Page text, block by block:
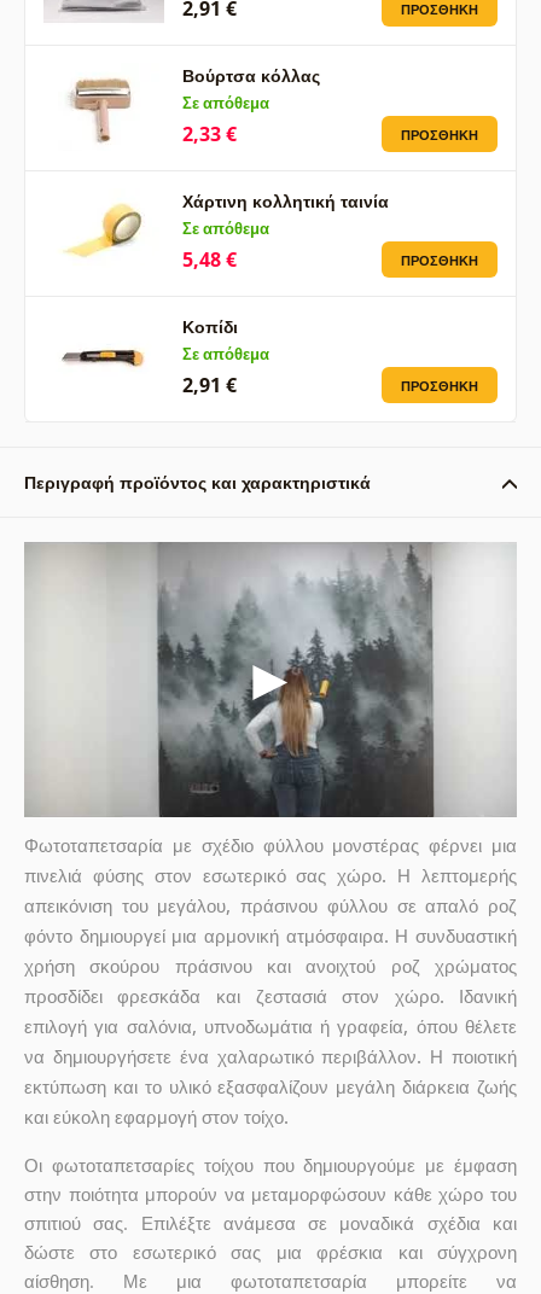
2,91 € ΠΡΟΣΘΉΚΗ
Βούρτσα κόλλας
Σε απόθεμα
2,33 € ΠΡΟΣΘΉΚΗ
Χάρτινη κολλητική ταινία
Σε απόθεμα
5,48 € ΠΡΟΣΘΉΚΗ
Κοπίδι
Σε απόθεμα
2,91 € ΠΡΟΣΘΉΚΗ
Περιγραφή προϊόντος και χαρακτηριστικά
Φωτοταπετσαρία με σχέδιο φύλλου μονστέρας φέρνει μια
πινελιά φύσης στον εσωτερικό σας χώρο. Η λεπτομερής
απεικόνιση του μεγάλου, πράσινου φύλλου σε απαλό ροζ
φόντο δημιουργεί μια αρμονική ατμόσφαιρα. Η συνδυαστική
χρήση σκούρου πράσινου και ανοιχτού ροζ χρώματος
προσδίδει φρεσκάδα και ζεστασιά στον χώρο. Ιδανική
επιλογή για σαλόνια, υπνοδωμάτια ή γραφεία, όπου θέλετε
να δημιουργήσετε ένα χαλαρωτικό περιβάλλον. Η ποιοτική
εκτύπωση και το υλικό εξασφαλίζουν μεγάλη διάρκεια ζωής
και εύκολη εφαρμογή στον τοίχο.
Οι φωτοταπετσαρίες τοίχου που δημιουργούμε με έμφαση
στην ποιότητα μπορούν να μεταμορφώσουν κάθε χώρο του
σπιτιού σας. Επιλέξτε ανάμεσα σε μοναδικά σχέδια και
δώστε στο εσωτερικό σας μια φρέσκια και σύγχρονη
αίσθηση. Με μια φωτοταπετσαρία μπορείτε να